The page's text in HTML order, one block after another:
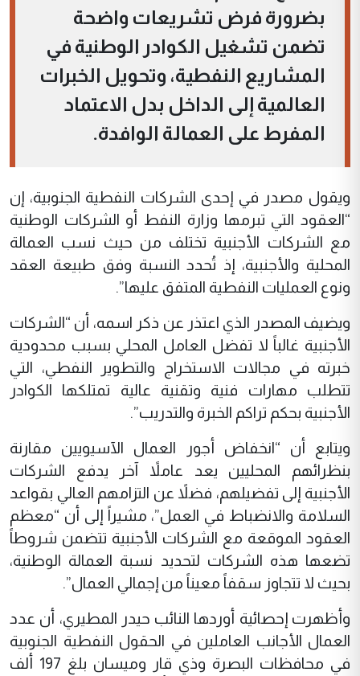
بضرورة فرض تشريعات واضحة
تضمن تشغيل الكوادر الوطنية في
المشاريع النفطية، وتحويل الخبرات
العالمية إلى الداخل بدل الاعتماد
المفرط على العمالة الوافدة.
ويقول مصدر في إحدى الشركات النفطية الجنوبية، إن
“العقود التي تبرمها وزارة النفط أو الشركات الوطنية
مع الشركات الأجنبية تختلف من حيث نسب العمالة
المحلية والأجنبية، إذ تُحدد النسبة وفق طبيعة العقد
ونوع العمليات النفطية المتفق عليها”.
ويضيف المصدر الذي اعتذر عن ذكر اسمه، أن “الشركات
الأجنبية غالباً لا تفضل العامل المحلي بسبب محدودية
خبرته في مجالات الاستخراج والتطوير النفطي، التي
تتطلب مهارات فنية وتقنية عالية تمتلكها الكوادر
الأجنبية بحكم تراكم الخبرة والتدريب”.
ويتابع أن “انخفاض أجور العمال الآسيويين مقارنة
بنظرائهم المحليين يعد عاملاً آخر يدفع الشركات
الأجنبية إلى تفضيلهم، فضلاً عن التزامهم العالي بقواعد
السلامة والانضباط في العمل”، مشيراً إلى أن “معظم
العقود الموقعة مع الشركات الأجنبية تتضمن شروطاً
تضعها هذه الشركات لتحديد نسبة العمالة الوطنية،
بحيث لا تتجاوز سقفاً معيناً من إجمالي العمال”.
وأظهرت إحصائية أوردها النائب حيدر المطيري، أن عدد
العمال الأجانب العاملين في الحقول النفطية الجنوبية
في محافظات البصرة وذي قار وميسان بلغ 197 ألف